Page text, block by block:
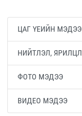
ЦАГ ҮЕИЙН МЭДЭЭ
НИЙТЛЭЛ,
ФОТО МЭДЭЭ
ВИДЕО МЭДЭЭ